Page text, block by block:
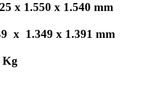
x 1.550 x 1.540 mm
x 1.349 x 1.391 mm
Kg